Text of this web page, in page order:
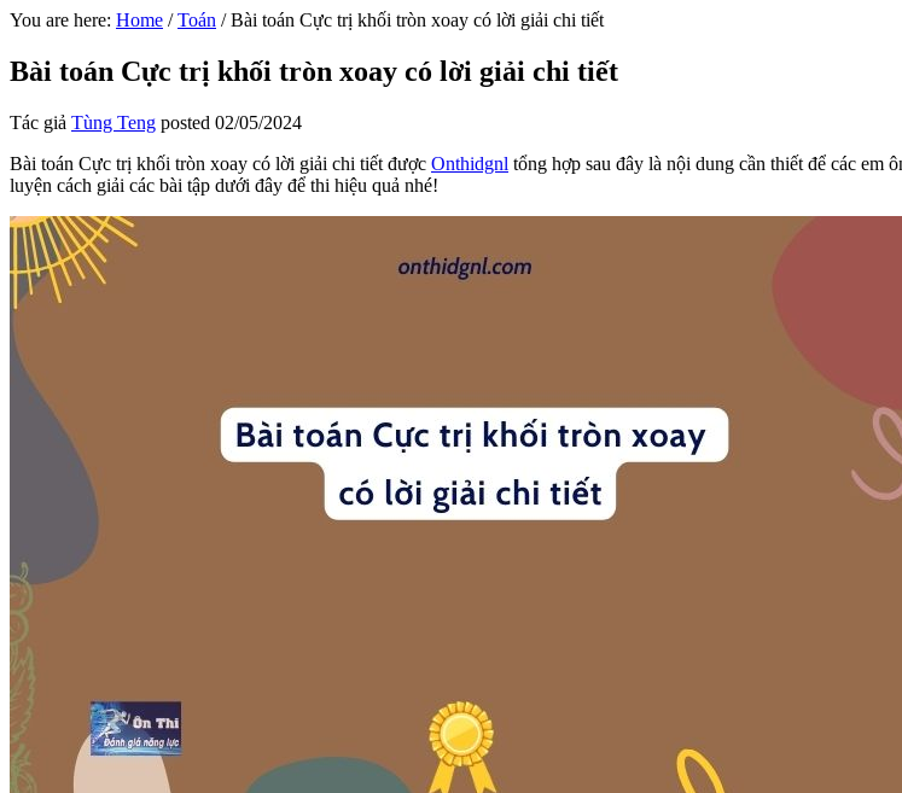
You are here: Home / Toán /Bài toán Cực trị khối tròn xoay có lời giải chi tiết
Bài toán Cực trị khối tròn xoay có lời giải chi tiết
Tác giả Tùng Teng posted 02/05/2024
Bài toán Cực trị khối tròn xoay có lời giải chi tiết được Onthidgnl tổng hợp sau đây là nội dung cần thiết để các em
luyện cách giải các bài tập dưới đây để thi hiệu quả nhé!